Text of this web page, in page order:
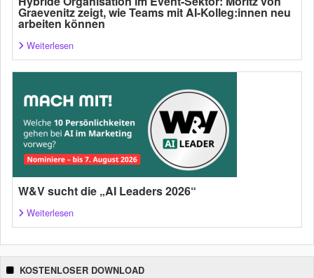
Graevenitz zeigt, wie Teams mit AI-Kolleg:innen neu
arbeiten können
Weiterlesen
W&V sucht die „AI Leaders 2026“
Weiterlesen
KOSTENLOSER DOWNLOAD